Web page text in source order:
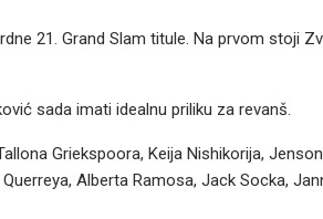
21. Grand Slam titule. Na prvom stoji
sada imati idealnu priliku za revanš.
Griekspoora, Keija Nishikorija,
Alberta Ramosa, Jack Socka,